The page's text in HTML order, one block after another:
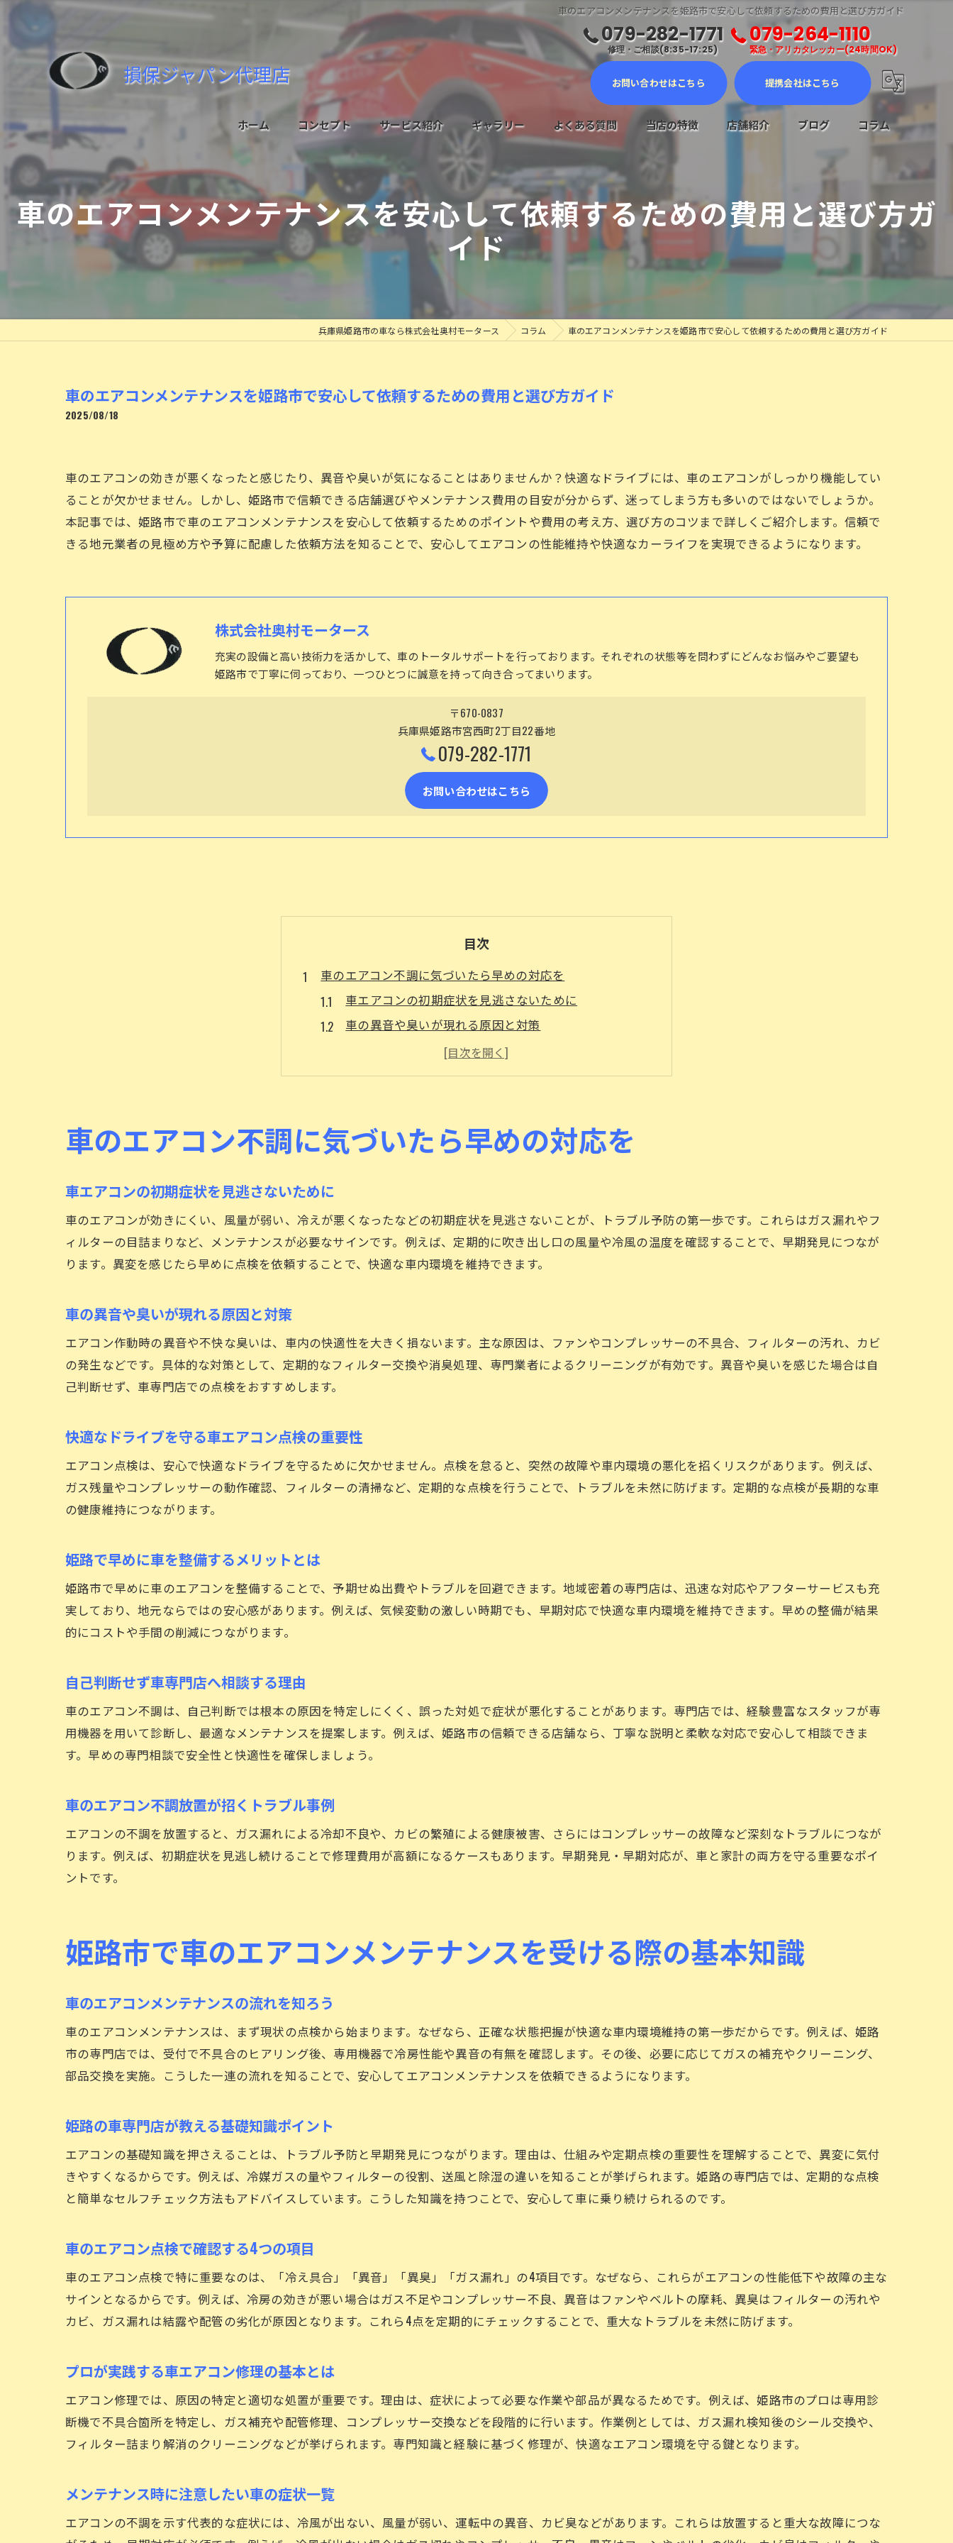
車のエアコンメンテナンスを姫路市で安心して依頼するための費用と選び方ガイド
損保ジャパン代理店
079-282-1771
修理・ご相談(8:35-17:25)
079-264-1110
緊急・アリカタレッカー(24時間OK)
お問い合わせはこちら 提携会社はこちら
ホーム コンセプト サービス紹介
車検サービス
メンテナンスについて
鈑金塗装・キズヘコミ修理
新車・中古車販売
自動車保険
ロードサービスについて
ギャラリー よくある質問 当店の特徴
車検
メンテナンス
修理
販売
店舗紹介 ブログ コラム
車のエアコンメンテナンスを安心して依頼するための費用と選び方ガ
イド
兵庫県姫路市の車なら株式会社奥村モータース コラム 車のエアコンメンテナンスを姫路市で安心して依頼するための費用と選び方ガイド
車のエアコンメンテナンスを姫路市で安心して依頼するための費用と選び方ガイド
2025/08/18
車のエアコンの効きが悪くなったと感じたり、異音や臭いが気になることはありませんか？快適なドライブには、車のエアコンがしっかり機能してい
ることが欠かせません。しかし、姫路市で信頼できる店舗選びやメンテナンス費用の目安が分からず、迷ってしまう方も多いのではないでしょうか。
本記事では、姫路市で車のエアコンメンテナンスを安心して依頼するためのポイントや費用の考え方、選び方のコツまで詳しくご紹介します。信頼で
きる地元業者の見極め方や予算に配慮した依頼方法を知ることで、安心してエアコンの性能維持や快適なカーライフを実現できるようになります。
株式会社奥村モータース
充実の設備と高い技術力を活かして、車のトータルサポートを行っております。それぞれの状態等を問わずにどんなお悩みやご要望も
姫路市で丁寧に伺っており、一つひとつに誠意を持って向き合ってまいります。
〒670-0837
兵庫県姫路市宮西町2丁目22番地
079-282-1771
お問い合わせはこちら
目次
車のエアコン不調に気づいたら早めの対応を
車エアコンの初期症状を見逃さないために
車の異音や臭いが現れる原因と対策
快適なドライブを守る車エアコン点検の重要性
姫路で早めに車を整備するメリットとは
車のエアコン不調放置が招くトラブル事例
姫路市で車のエアコンメンテナンスを受ける際の基本知識
車のエアコン点検で確認する4つの項目
プロが実践する車エアコン修理の基本とは
メンテナンス時に注意したい車の症状一覧
車のプロ点検で分かるエアコンの異常箇所
車エアコンの性能維持に欠かせない診断技術
車のエアコン点検で分かる消耗部品のサイン
プロによる車エアコンサービスの信頼性
エアコン修理の費用相場と賢いメンテナンス方法
無駄を省く車のエアコン修理依頼のコツ
車エアコンの見積もり活用で安心の費用管理
見積もり比較で分かる車修理の安心感
車のメンテナンス予約時の注意事項とは
エアコンガス補充が必要なサインとその対処法
車のガス補充作業時に注意すべきポイント
車エアコンガス補充後の確認事項について
車エアコンの臭い原因と基本的な対策法
臭いが気になる車はフィルター交換が効果的
車メンテナンスで快適な空間を維持するコツ
姫路市で安心して依頼できるエアコンメンテナンスの選び方
アフターサービス充実の車専門店の特徴
費用とサービス内容をバランスよく選ぶコツ
車のエアコン不調に気づいたら早めの対応を
車エアコンの初期症状を見逃さないために
車のエアコンが効きにくい、風量が弱い、冷えが悪くなったなどの初期症状を見逃さないことが、トラブル予防の第一歩です。これらはガス漏れやフ
ィルターの目詰まりなど、メンテナンスが必要なサインです。例えば、定期的に吹き出し口の風量や冷風の温度を確認することで、早期発見につなが
ります。異変を感じたら早めに点検を依頼することで、快適な車内環境を維持できます。
車の異音や臭いが現れる原因と対策
エアコン作動時の異音や不快な臭いは、車内の快適性を大きく損ないます。主な原因は、ファンやコンプレッサーの不具合、フィルターの汚れ、カビ
の発生などです。具体的な対策として、定期的なフィルター交換や消臭処理、専門業者によるクリーニングが有効です。異音や臭いを感じた場合は自
己判断せず、車専門店での点検をおすすめします。
快適なドライブを守る車エアコン点検の重要性
エアコン点検は、安心で快適なドライブを守るために欠かせません。点検を怠ると、突然の故障や車内環境の悪化を招くリスクがあります。例えば、
ガス残量やコンプレッサーの動作確認、フィルターの清掃など、定期的な点検を行うことで、トラブルを未然に防げます。定期的な点検が長期的な車
の健康維持につながります。
姫路で早めに車を整備するメリットとは
姫路市で早めに車のエアコンを整備することで、予期せぬ出費やトラブルを回避できます。地域密着の専門店は、迅速な対応やアフターサービスも充
実しており、地元ならではの安心感があります。例えば、気候変動の激しい時期でも、早期対応で快適な車内環境を維持できます。早めの整備が結果
的にコストや手間の削減につながります。
自己判断せず車専門店へ相談する理由
車のエアコン不調は、自己判断では根本の原因を特定しにくく、誤った対処で症状が悪化することがあります。専門店では、経験豊富なスタッフが専
用機器を用いて診断し、最適なメンテナンスを提案します。例えば、姫路市の信頼できる店舗なら、丁寧な説明と柔軟な対応で安心して相談できま
す。早めの専門相談で安全性と快適性を確保しましょう。
車のエアコン不調放置が招くトラブル事例
エアコンの不調を放置すると、ガス漏れによる冷却不良や、カビの繁殖による健康被害、さらにはコンプレッサーの故障など深刻なトラブルにつなが
ります。例えば、初期症状を見逃し続けることで修理費用が高額になるケースもあります。早期発見・早期対応が、車と家計の両方を守る重要なポイ
ントです。
姫路市で車のエアコンメンテナンスを受ける際の基本知識
車のエアコンメンテナンスの流れを知ろう
車のエアコンメンテナンスは、まず現状の点検から始まります。なぜなら、正確な状態把握が快適な車内環境維持の第一歩だからです。例えば、姫路
市の専門店では、受付で不具合のヒアリング後、専用機器で冷房性能や異音の有無を確認します。その後、必要に応じてガスの補充やクリーニング、
部品交換を実施。こうした一連の流れを知ることで、安心してエアコンメンテナンスを依頼できるようになります。
姫路の車専門店が教える基礎知識ポイント
エアコンの基礎知識を押さえることは、トラブル予防と早期発見につながります。理由は、仕組みや定期点検の重要性を理解することで、異変に気付
きやすくなるからです。例えば、冷媒ガスの量やフィルターの役割、送風と除湿の違いを知ることが挙げられます。姫路の専門店では、定期的な点検
と簡単なセルフチェック方法もアドバイスしています。こうした知識を持つことで、安心して車に乗り続けられるのです。
車のエアコン点検で確認する4つの項目
車のエアコン点検で特に重要なのは、「冷え具合」「異音」「異臭」「ガス漏れ」の4項目です。なぜなら、これらがエアコンの性能低下や故障の主な
サインとなるからです。例えば、冷房の効きが悪い場合はガス不足やコンプレッサー不良、異音はファンやベルトの摩耗、異臭はフィルターの汚れや
カビ、ガス漏れは結露や配管の劣化が原因となります。これら4点を定期的にチェックすることで、重大なトラブルを未然に防げます。
プロが実践する車エアコン修理の基本とは
エアコン修理では、原因の特定と適切な処置が重要です。理由は、症状によって必要な作業や部品が異なるためです。例えば、姫路市のプロは専用診
断機で不具合箇所を特定し、ガス補充や配管修理、コンプレッサー交換などを段階的に行います。作業例としては、ガス漏れ検知後のシール交換や、
フィルター詰まり解消のクリーニングなどが挙げられます。専門知識と経験に基づく修理が、快適なエアコン環境を守る鍵となります。
メンテナンス時に注意したい車の症状一覧
エアコンの不調を示す代表的な症状には、冷風が出ない、風量が弱い、運転中の異音、カビ臭などがあります。これらは放置すると重大な故障につな